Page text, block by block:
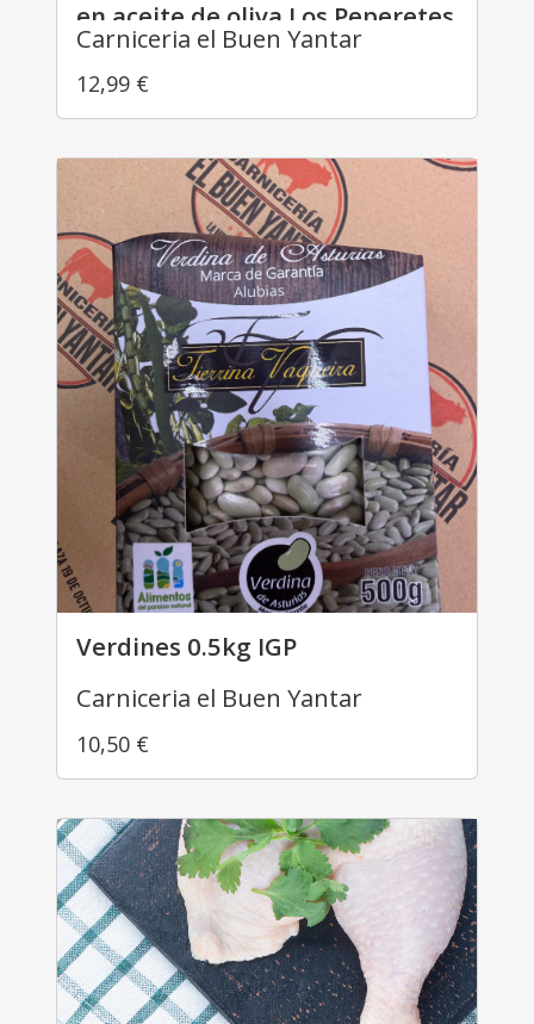
en aceite de oliva Los Peperetes
Carniceria el Buen Yantar
12,99 €
Verdines 0.5kg IGP
Carniceria el Buen Yantar
10,50 €